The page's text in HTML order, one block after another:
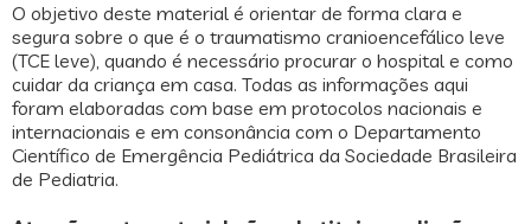
O objetivo deste material é orientar de forma clara e
segura sobre o que é o traumatismo cranioencefálico leve
(TCE leve), quando é necessário procurar o hospital e como
cuidar da criança em casa. Todas as informações aqui
foram elaboradas com base em protocolos nacionais e
internacionais e em consonância com o Departamento
Científico de Emergência Pediátrica da Sociedade Brasileira
de Pediatria.